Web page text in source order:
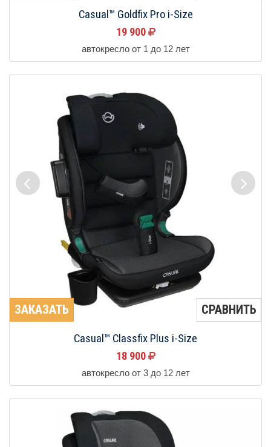
Casual™ Goldfix Pro i-Size
19 900
автокресло от 1 до 12 лет
ЗАКАЗАТЬ СРАВНИТЬ
Casual™ Classfix Plus i-Size
18 900
автокресло от 3 до 12 лет